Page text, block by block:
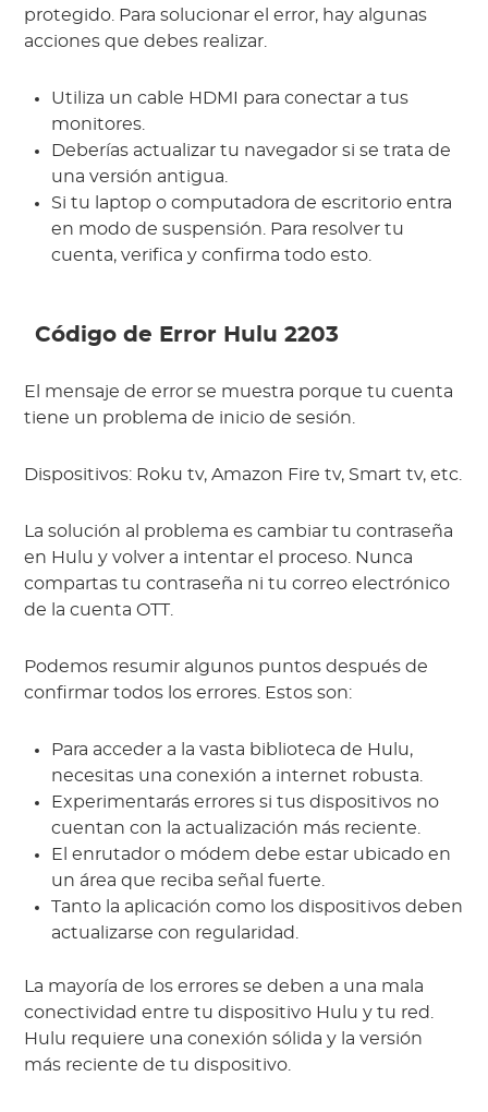
protegido. Para solucionar el error, hay algunas
acciones que debes realizar.
Utiliza un cable HDMI para conectar a tus
monitores.
Deberías actualizar tu navegador si se trata de
una versión antigua.
Si tu laptop o computadora de escritorio entra
en modo de suspensión. Para resolver tu
cuenta, verifica y confirma todo esto.
Código de Error Hulu 2203
El mensaje de error se muestra porque tu cuenta
tiene un problema de inicio de sesión.
Dispositivos: Roku tv, Amazon Fire tv, Smart tv, etc.
La solución al problema es cambiar tu contraseña
en Hulu y volver a intentar el proceso. Nunca
compartas tu contraseña ni tu correo electrónico
de la cuenta OTT.
Podemos resumir algunos puntos después de
confirmar todos los errores. Estos son:
Para acceder a la vasta biblioteca de Hulu,
necesitas una conexión a internet robusta.
Experimentarás errores si tus dispositivos no
cuentan con la actualización más reciente.
El enrutador o módem debe estar ubicado en
un área que reciba señal fuerte.
Tanto la aplicación como los dispositivos deben
actualizarse con regularidad.
La mayoría de los errores se deben a una mala
conectividad entre tu dispositivo Hulu y tu red.
Hulu requiere una conexión sólida y la versión
más reciente de tu dispositivo.